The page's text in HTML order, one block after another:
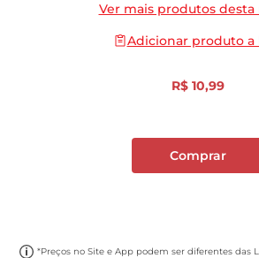
Ver mais produtos desta
Adicionar produto a
R$ 10,99
Comprar
*Preços no Site e App podem ser diferentes das